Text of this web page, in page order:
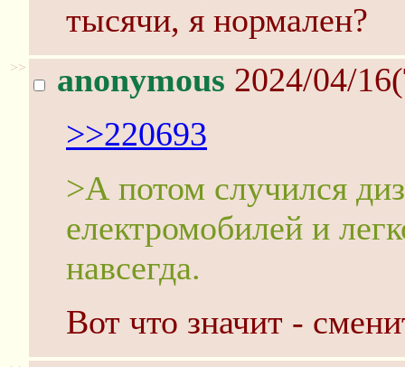
тысячи, я нормален?
>> anonymous 2024/04/
>>220693
>А потом случился
електромобилей и
навсегда.
Вот что значит -